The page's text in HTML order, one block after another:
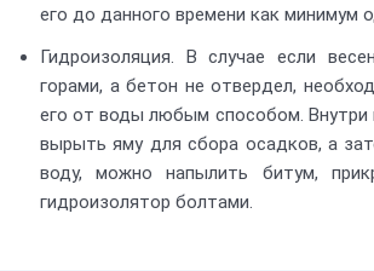
его до данного времени как минимум
Гидроизоляция. В случае если
горами, а бетон не отвердел,
его от воды любым способом. Внутри
вырыть яму для сбора осадков, а
воду, можно напылить битум,
гидроизолятор болтами.